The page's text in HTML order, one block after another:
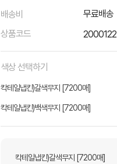
배송비
무료배송
상품코드 2000122
색상 선택하기
칵테일냅킨)갈색무지 [7200매]
칵테일냅킨)백색무지 [7200매]
칵테일냅킨)갈색무지 [7200매]